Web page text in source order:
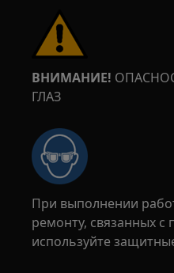
ВНИМАНИЕ!
ГЛАЗ
При выполнении
ремонту, связанных с
используйте